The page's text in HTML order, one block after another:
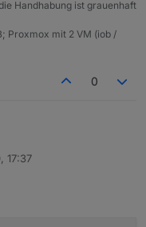
Handhabung ist grauenhaft
Proxmox mit 2 VM (iob /
0
17:37